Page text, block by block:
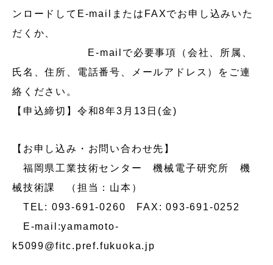
ンロードしてE-mailまたはFAXでお申し込みいた
だくか、
E-mailで必要事項（会社、所属、
氏名、住所、電話番号、メールアドレス）をご連
絡ください。
【申込締切】令和8年3月13日(金)
【お申し込み・お問い合わせ先】
福岡県工業技術センター 機械電子研究所 機
械技術課 （担当：山本）
TEL: 093-691-0260 FAX: 093-691-0252
E-mail:yamamoto-
k5099@fitc.pref.fukuoka.jp